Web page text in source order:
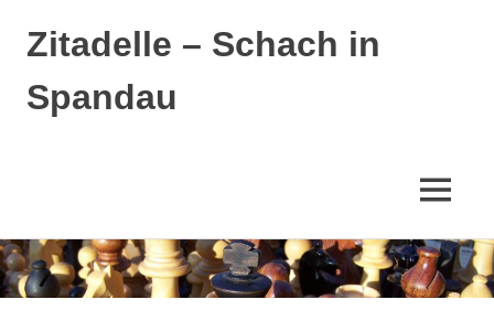
Zum
Inhalt
springen
Zitadelle – Schach in
Spandau
MENÜ